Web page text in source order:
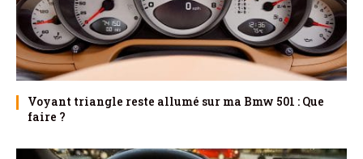
Voyant triangle reste allumé sur ma Bmw 501 : Que
faire ?